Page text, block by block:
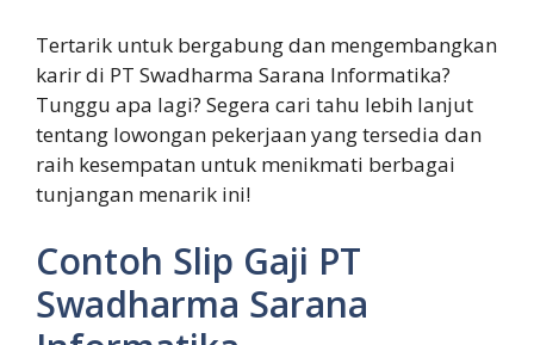
Tertarik untuk bergabung dan mengembangkan
karir di PT Swadharma Sarana Informatika?
Tunggu apa lagi? Segera cari tahu lebih lanjut
tentang lowongan pekerjaan yang tersedia dan
raih kesempatan untuk menikmati berbagai
tunjangan menarik ini!
Contoh Slip Gaji PT
Swadharma Sarana